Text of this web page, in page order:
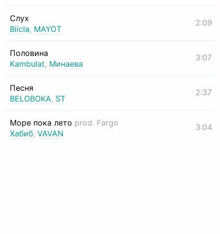
Слух
Biicla, MAYOT
2:09
Половина
Kambulat, Минаева
3:07
Песня
BELOBOKA, ST
2:37
Море пока лето prod. Fargo
Хабиб, VAVAN
3:04